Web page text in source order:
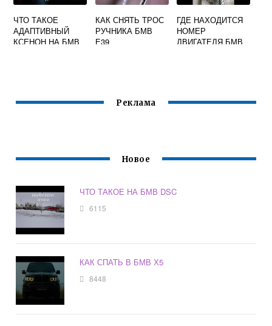
ЧТО ТАКОЕ
АДАПТИВНЫЙ
КСЕНОН НА БМВ
КАК СНЯТЬ ТРОС
РУЧНИКА БМВ
Е39
ГДЕ НАХОДИТСЯ
НОМЕР
ДВИГАТЕЛЯ БМВ
Реклама
Новое
ЧТО ТАКОЕ НА БМВ DSC
6115
КАК СПАТЬ В БМВ Х5
8448